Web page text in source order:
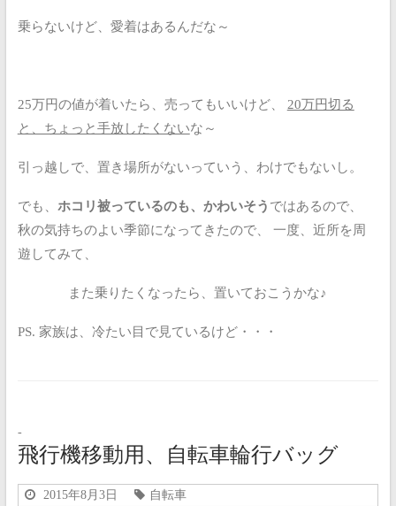
乗らないけど、愛着はあるんだな～
25万円の値が着いたら、売ってもいいけど、
20万円切る
と、ちょっと手放したくないな～
引っ越しで、置き場所がないっていう、わけでもないし。
でも、 ホコリ被っているのも、かわいそう ではあるので、
秋の気持ちのよい季節になってきたので、
一度、近所を周
遊してみて、
また乗りたくなったら、置いておこうかな♪
PS. 家族は、冷たい目で見ているけど・・・
-
飛行機移動用、自転車輪行バッグ
2015年8月3日 自転車